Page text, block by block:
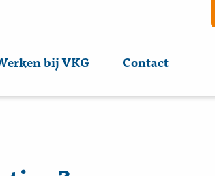
bij VKG Contact